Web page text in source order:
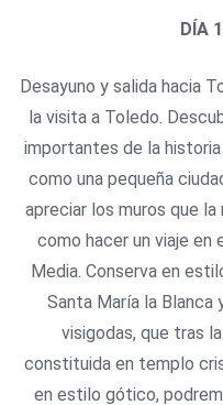
DÍA
Desayuno y salida hacia
la visita a Toledo.
importantes de la
como una pequeña
apreciar los muros que la
como hacer un viaje en
Media. Conserva en
Santa María la
visigodas, que tras
constituida en templo
en estilo gótico,